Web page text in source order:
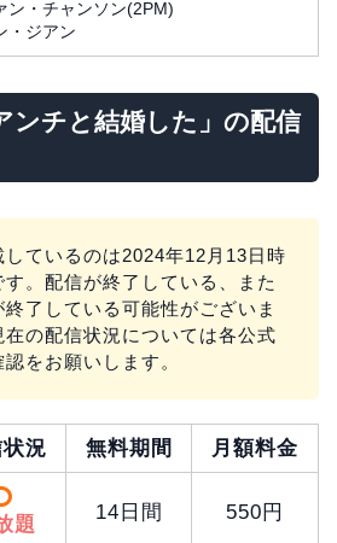
ン・チャンソン(2PM)
・ジアン
ンチと結婚した」の配信
しているのは2024年12月13日時
す。配信が終了している、また
終了している可能性がございま
在の配信状況については各公式
をお願いします。
況 無料期間 月額料金
題
14日間 550円